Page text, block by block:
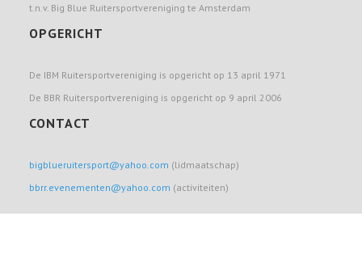
t.n.v. Big Blue Ruitersportvereniging te Amsterdam
OPGERICHT
De IBM Ruitersportvereniging is opgericht op 13 april 1971
De BBR Ruitersportvereniging is opgericht op 9 april 2006
CONTACT
bigblueruitersport@yahoo.com (lidmaatschap)
bbrr.evenementen@yahoo.com (activiteiten)